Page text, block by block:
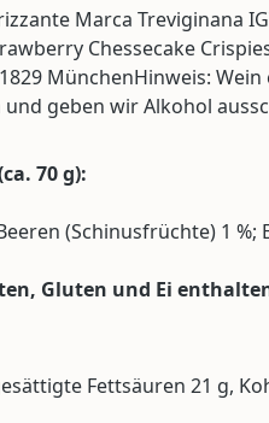
Marca Treviginana
Chessecake
MünchenHinweis:
geben wir Alkohol
70 g):
(Schinusfrüchte) 1 %;
Gluten und Ei
Fettsäuren 21 g,